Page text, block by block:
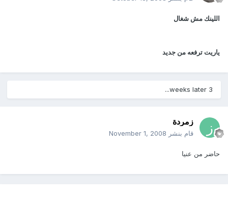
اللينك مش شغال
ياريت ترفعه من جديد
3 weeks later...
زمردة
قام بنشر November 1, 2008
حاضر من عنيا